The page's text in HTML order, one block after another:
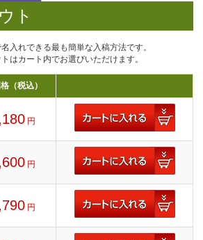
ト
入れできる最も簡単な入稿方法です。
はカート内でお選びいただけます。
（税込）
円
円
円